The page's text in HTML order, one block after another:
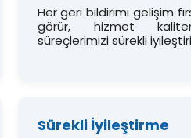
Her geri bildirimi gelişim
görür, hizmet
süreçlerimizi sürekli
Sürekli İyileştirme